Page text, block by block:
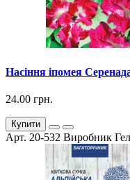
Насіння іпомея
24.00 грн.
Купити
Арт. 20-532 Виробник